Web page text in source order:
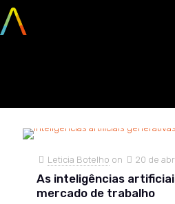
Leticia Botelho on 20 de
As inteligências
mercado de trabalho